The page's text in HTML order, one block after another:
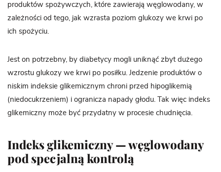
produktów spożywczych, które zawierają węglowodany, w
zależności od tego, jak wzrasta poziom glukozy we krwi po
ich spożyciu.
Jest on potrzebny, by diabetycy mogli uniknąć zbyt dużego
wzrostu glukozy we krwi po posiłku. Jedzenie produktów o
niskim indeksie glikemicznym chroni przed hipoglikemią
(niedocukrzeniem) i ogranicza napady głodu. Tak więc indeks
glikemiczny może być przydatny w procesie chudnięcia.
Indeks glikemiczny — węglowodany
pod specjalną kontrolą